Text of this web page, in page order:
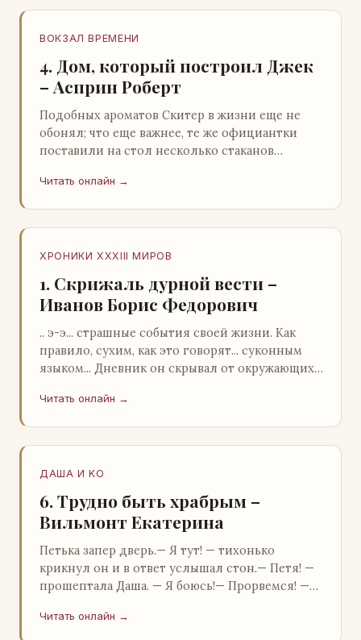
ВОКЗАЛ ВРЕМЕНИ
4. Дом, который построил Джек
– Асприн Роберт
Подобных ароматов Скитер в жизни еще не
обонял; что еще важнее, те же официантки
поставили на стол несколько стаканов
Скитер опрокин…
Читать онлайн →
ХРОНИКИ XXXIII МИРОВ
1. Скрижаль дурной вести –
Иванов Борис Федорович
.. э-э... страшные события своей жизни. Как
правило, сухим, как это говорят... суконным
языком... Дневник он скрывал от окружающих.
Читать онлайн →
ДАША И KO
6. Трудно быть храбрым –
Вильмонт Екатерина
Петька запер дверь.— Я тут! — тихонько
крикнул он и в ответ услышал стон.— Петя! —
прошептала Даша. — Я боюсь!— Прорвемся! —
…
Читать онлайн →